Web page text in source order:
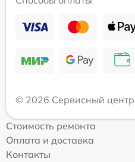
© 2026 Сервисный
Стоимость ремонта
Оплата и доставка
Контакты